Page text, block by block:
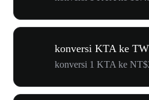
konversi KTA ke
konversi 1 KTA ke